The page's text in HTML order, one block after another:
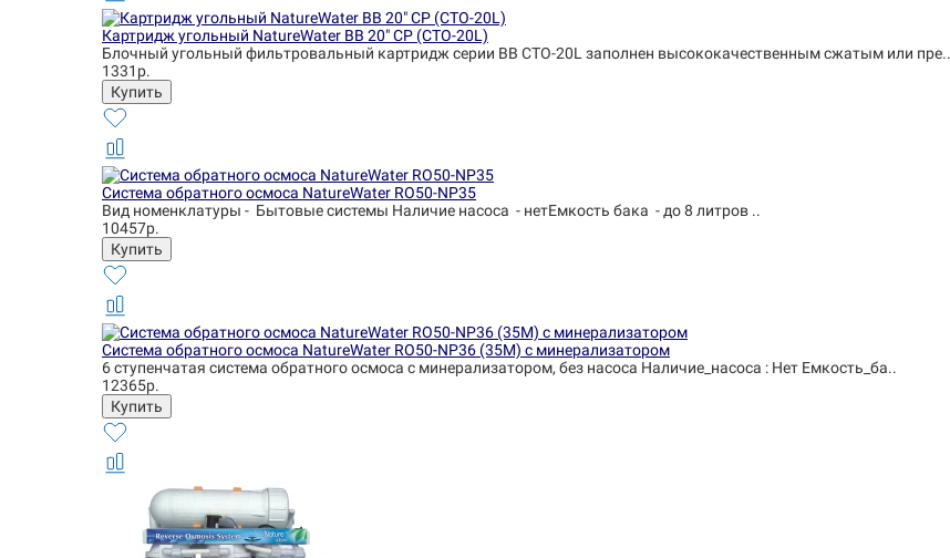
Картридж угольный NatureWater BB 20" CP (CTO-20L)
Блочный угольный фильтровальный картридж серии BB CTO-20L заполнен высококачественным сжатым или пре..
1331р.
Система обратного осмоса NatureWater RO50-NP35
Вид номенклатуры - Бытовые системы Наличие насоса - нетЕмкость бака - до 8 литров ..
10457р.
Система обратного осмоса NatureWater RO50-NP36 (35М) с минерализатором
6 ступенчатая система обратного осмоса с минерализатором, без насоса Наличие_насоса : Нет Емкость_ба..
12365р.